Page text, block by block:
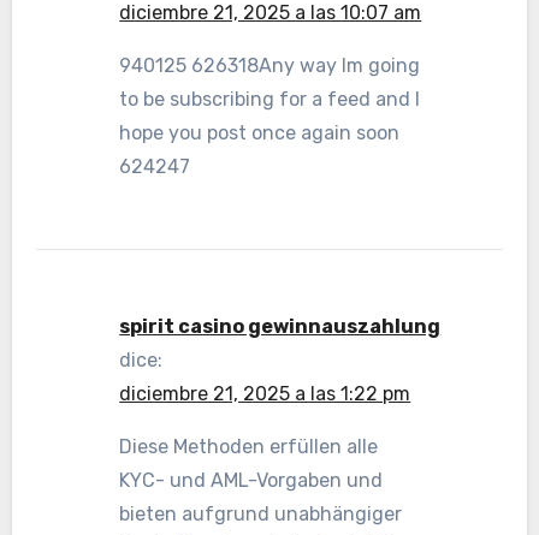
diciembre 21, 2025 a las 10:07 am
940125 626318Any way Im going
to be subscribing for a feed and I
hope you post once again soon
624247
spirit casino gewinnauszahlung
dice:
diciembre 21, 2025 a las 1:22 pm
Diese Methoden erfüllen alle
KYC- und AML-Vorgaben und
bieten aufgrund unabhängiger